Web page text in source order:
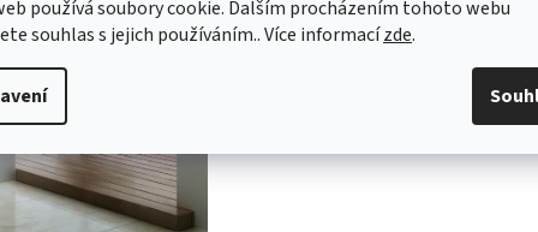
používá soubory cookie. Dalším procházením tohoto webu
souhlas s jejich používáním.. Více informacízde.